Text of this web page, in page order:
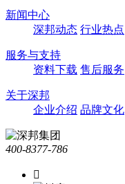
新闻中心
深邦动态 行业热点
服务与支持
资料下载 售后服务
关于深邦
企业介绍 品牌文化
400-8377-786
